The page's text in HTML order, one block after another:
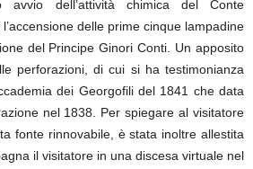
avvio dell’attività chimica del Conte
delle prime cinque lampadine
del Principe Ginori Conti. Un apposito
perforazioni, di cui si ha testimonianza
dei Georgofili del 1841 che data
nel 1838. Per spiegare al visitatore
fonte rinnovabile, è stata inoltre allestita
il visitatore in una discesa virtuale nel